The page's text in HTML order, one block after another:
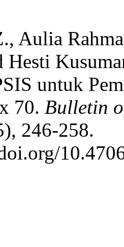
Aulia
Hesti
untuk
70. Bulletin
246-258.